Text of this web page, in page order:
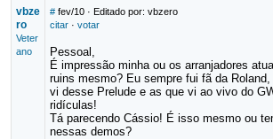
vbze
ro
Veter
ano
# fev/10· Editado por: vbzero
citar· votar
Pessoal,
É impressão minha ou os arranjadores
ruins mesmo? Eu sempre fui fã da
vi desse Prelude e as que vi ao vivo do
ridículas!
Tá parecendo Cássio! É isso mesmo ou
nessas demos?